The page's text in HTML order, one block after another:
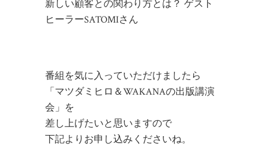
新しい顧客との関わり方とは？ ゲスト
ヒーラーSATOMIさん
番組を気に入っていただけましたら
「マツダミヒロ＆WAKANAの出版講演
会」を
差し上げたいと思いますので
下記よりお申し込みくださいね。